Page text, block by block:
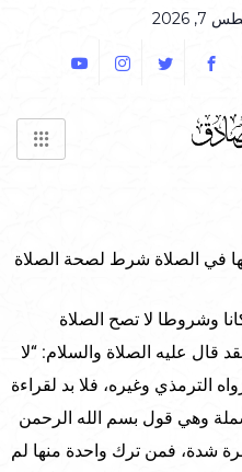
2026
في الصلاة شرط لصحة الصلاة
وشروطا لا تصح الصلاة
قال عليه الصلاة والسلام: “لا
الترمذي وغيره، فلا بد لقراءة
وهي قول بسم الله الرحمن
شدة، فمن ترك واحدة منها لم